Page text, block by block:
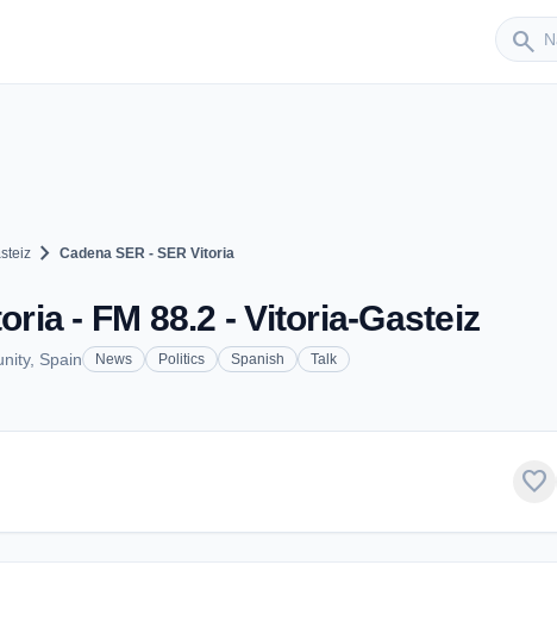
search
Sender
chevron_right Cadena SER - SER Vitoria
- FM 88.2 - Vitoria-Gasteiz
Spain News Politics Spanish Talk
favorite